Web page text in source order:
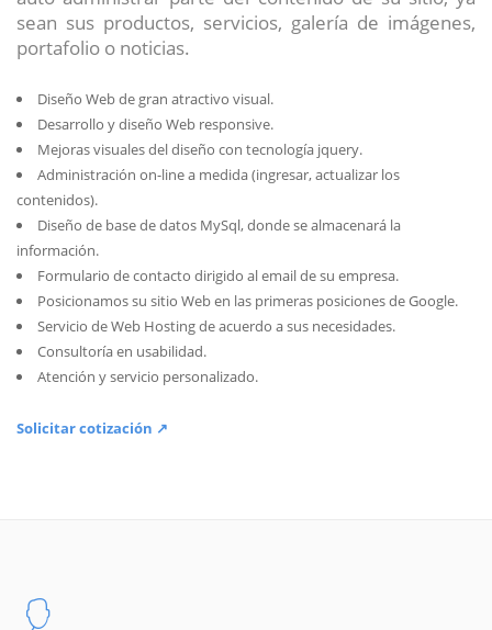
sean sus productos, servicios, galería de imágenes,
portafolio o noticias.
Diseño Web de gran atractivo visual.
Desarrollo y diseño Web responsive.
Mejoras visuales del diseño con tecnología jquery.
Administración on-line a medida (ingresar, actualizar los
contenidos).
Diseño de base de datos MySql, donde se almacenará la
información.
Formulario de contacto dirigido al email de su empresa.
Posicionamos su sitio Web en las primeras posiciones de Google.
Servicio de Web Hosting de acuerdo a sus necesidades.
Consultoría en usabilidad.
Atención y servicio personalizado.
Solicitar cotización ↗